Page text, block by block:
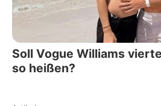
Soll Vogue Williams
so heißen?